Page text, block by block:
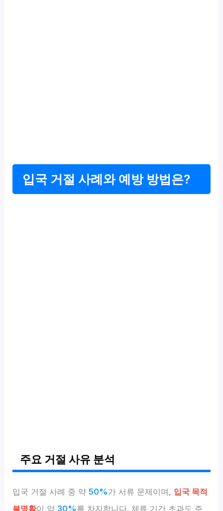
입국 거절 사례와 예방 방법은?
주요 거절 사유 분석
입국 거절 사례 중 약50%가 서류 문제이며, 입국 목적
불명확이 약 30%를 차지합니다. 체류 기간 초과도 주